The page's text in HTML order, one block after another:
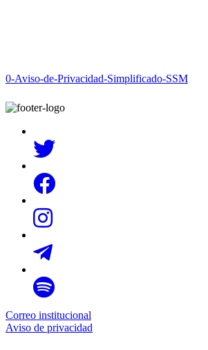
0-Aviso-de-Privacidad-Simplificado-SSM
Correo institucional
Aviso de privacidad